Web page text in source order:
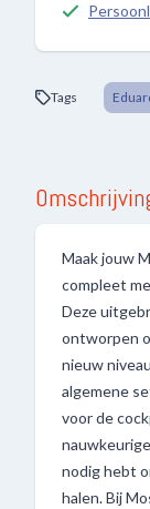
Tags
Maak jouw
compleet
Deze
ontworpen
nieuw
algemene
voor de
nodig hebt
halen. Bij